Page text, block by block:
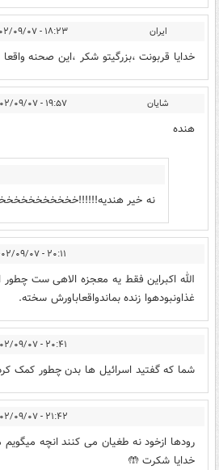
ایران ۱۸:۲۳ - ۱۴۰۲/۰۹/۰۷
خدایا قربونت ،بزرگیتو شکر ،این صحنه
شایان ۱۹:۵۷ - ۱۴۰۲/۰۹/۰۷
هنده
نه خیر
۲۰:۱۱ - ۱۴۰۲/۰۹/۰۷
الله اکبراین فقط یه معجزه الاهی ست چطور
غذاونبودهوا زنده بماندواقعاباورش سخته.
۲۰:۴۱ - ۱۴۰۲/۰۹/۰۷
شما که گفتید اسرائیل ها بدن چطور کمک
۲۱:۴۲ - ۱۴۰۲/۰۹/۰۷
رودها ازخود نه طغیان می کنند انچه میگویم
خدایا شکرت 🤲